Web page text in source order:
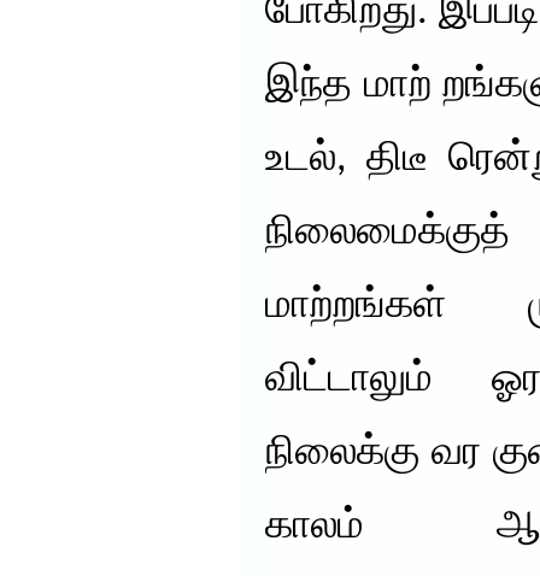
போகிறது.
இந்த மாற்
உடல், திடீ
நிலைமைக்குத்
மாற்றங்கள்
விட்டாலும்
நிலைக்கு வர
காலம்